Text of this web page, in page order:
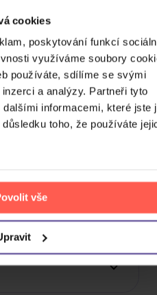
cookies
poskytování funkcí
využíváme soubory
používáte, sdílíme se svými
a analýzy. Partneři tyto
informacemi, které jste
toho, že používáte
vše